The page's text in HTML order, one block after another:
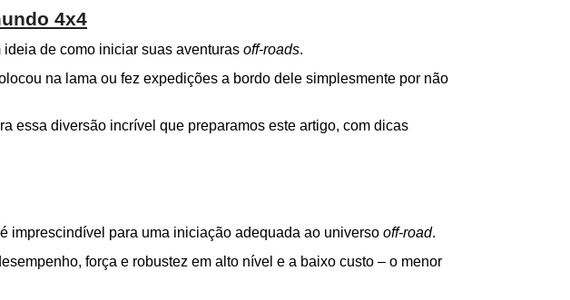
4x4
ideia de como iniciar suas aventuras off-roads.
na lama ou fez expedições a bordo dele simplesmente por não
essa diversão incrível que preparamos este artigo, com dicas
imprescindível para uma iniciação adequada ao universo off-road.
força e robustez em alto nível e a baixo custo – o menor